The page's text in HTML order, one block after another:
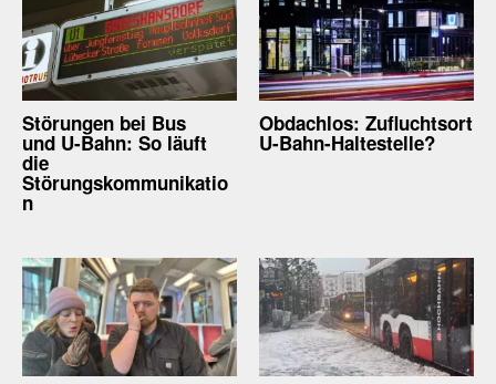
Störungen bei Bus
und U-Bahn: So läuft
die
Störungskommunikatio
n
Obdachlos: Zufluchtsort
U-Bahn-Haltestelle?